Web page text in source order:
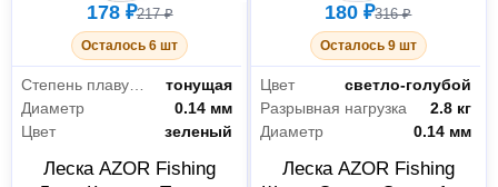
178 ₽217 ₽
Осталось 6 шт
Степень плавучести
тонущая
Диаметр
0.14 мм
Цвет
зеленый
Леска AZOR Fishing
180 ₽316 ₽
Осталось 9 шт
Цвет
светло-голубой
Разрывная нагрузка
2.8 кг
Диаметр
0.14 мм
Леска AZOR Fishing